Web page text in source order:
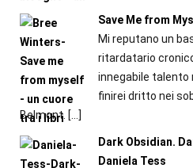
Save Me from
Mi reputano un
ritardatario
innegabile talento
finirei dritto nei
Belmont. […]
Dark Obsidian.
Daniela Tess